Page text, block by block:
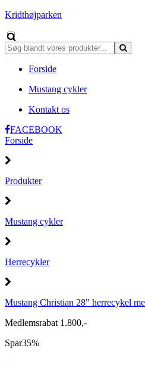
Kridthøjparken
Forside
Mustang cykler
Kontakt os
FACEBOOK
Forside
Produkter
Mustang cykler
Herrecykler
Mustang Christian 28" herrecykel
Medlemsrabat 1.800,-
Spar35%